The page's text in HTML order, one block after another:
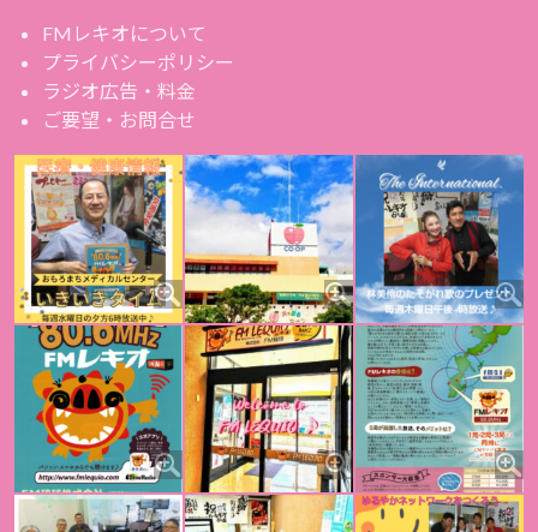
FMレキオについて
プライバシーポリシー
ラジオ広告・料金
ご要望・お問合せ